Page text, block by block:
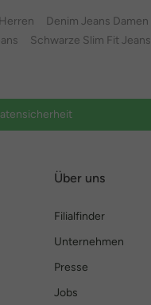
Denim Jeans Damen
Schwarze Slim Fit Jeans
Über uns
Filialfinder
Unternehmen
Presse
Jobs